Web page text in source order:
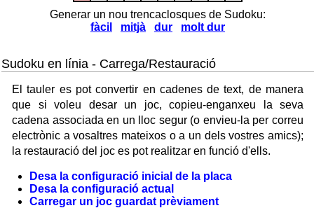
Generar un nou trencaclosques de Sudoku:
fàcil
mitjà dur molt dur
Sudoku en línia - Carrega/Restauració
El tauler es pot convertir en cadenes de text, de manera
que si voleu desar un joc, copieu-enganxeu la seva
cadena associada en un lloc segur (o envieu-la per correu
electrònic a vosaltres mateixos o a un dels vostres amics);
la restauració del joc es pot realitzar en funció d'ells.
Desa la configuració inicial de la placa
Desa la configuració actual
Carregar un joc guardat prèviament